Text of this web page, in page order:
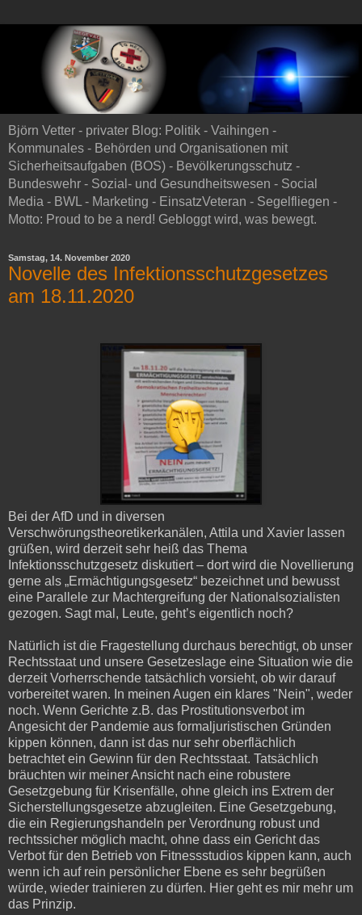
Björn Vetter - privater Blog: Politik - Vaihingen -
Kommunales - Behörden und Organisationen mit
Sicherheitsaufgaben (BOS) - Bevölkerungsschutz -
Bundeswehr - Sozial- und Gesundheitswesen - Social
Media - BWL - Marketing - EinsatzVeteran - Segelfliegen -
Motto: Proud to be a nerd! Gebloggt wird, was bewegt.
Samstag, 14. November 2020
Novelle des Infektionsschutzgesetzes
am 18.11.2020
Bei der AfD und in diversen
Verschwörungstheoretikerkanälen, Attila und Xavier lassen
grüßen, wird derzeit sehr heiß das Thema
Infektionsschutzgesetz diskutiert – dort wird die Novellierung
gerne als „Ermächtigungsgesetz“ bezeichnet und bewusst
eine Parallele zur Machtergreifung der Nationalsozialisten
gezogen. Sagt mal, Leute, geht’s eigentlich noch?
Natürlich ist die Fragestellung durchaus berechtigt, ob unser
Rechtsstaat und unsere Gesetzeslage eine Situation wie die
derzeit Vorherrschende tatsächlich vorsieht, ob wir darauf
vorbereitet waren. In meinen Augen ein klares "Nein", weder
noch. Wenn Gerichte z.B. das Prostitutionsverbot im
Angesicht der Pandemie aus formaljuristischen Gründen
kippen können, dann ist das nur sehr oberflächlich
betrachtet ein Gewinn für den Rechtsstaat. Tatsächlich
bräuchten wir meiner Ansicht nach eine robustere
Gesetzgebung für Krisenfälle, ohne gleich ins Extrem der
Sicherstellungsgesetze abzugleiten. Eine Gesetzgebung,
die ein Regierungshandeln per Verordnung robust und
rechtssicher möglich macht, ohne dass ein Gericht das
Verbot für den Betrieb von Fitnessstudios kippen kann, auch
wenn ich auf rein persönlicher Ebene es sehr begrüßen
würde, wieder trainieren zu dürfen. Hier geht es mir mehr um
das Prinzip.